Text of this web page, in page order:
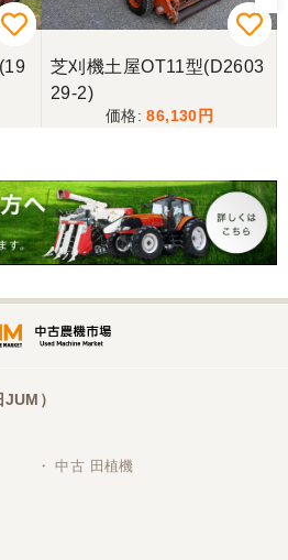
芝刈機土屋OT11型(D2603
29-2)
86,130
）
・ 中古 田植機